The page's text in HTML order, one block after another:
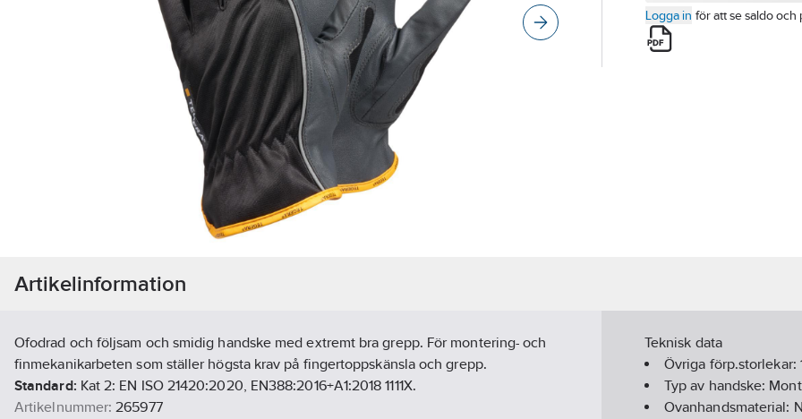
Logga in för att se saldo och
Artikelinformation
Ofodrad och följsam och smidig handske med extremt bra grepp. För montering- och
finmekanikarbeten som ställer högsta krav på fingertoppskänsla och grepp.
Standard: Kat 2: EN ISO 21420:2020, EN388:2016+A1:2018 1111X.
Artikelnummer: 265977
Teknisk data
Övriga förp.storlekar:
Typ av handske:
Ovanhandsmaterial: